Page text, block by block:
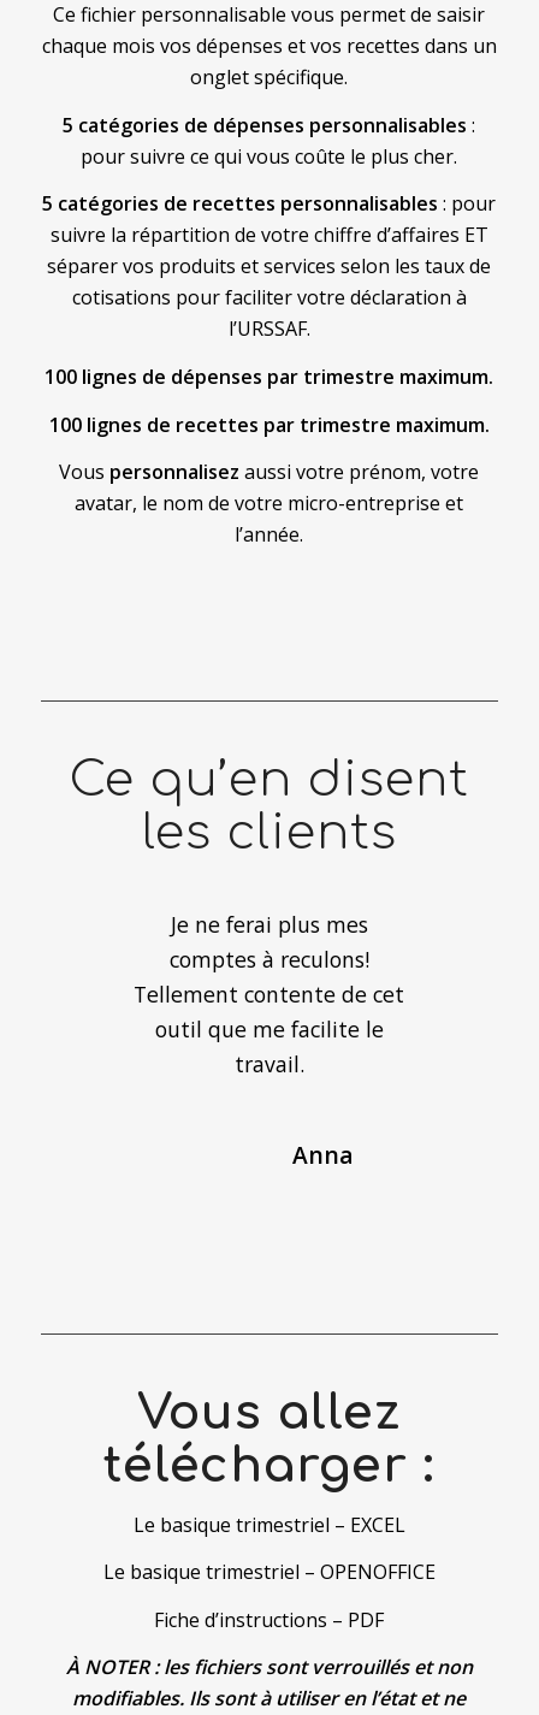
Ce fichier personnalisable vous permet de saisir
chaque mois vos dépenses et vos recettes dans un
onglet spécifique.
5 catégories de dépenses personnalisables :
pour suivre ce qui vous coûte le plus cher.
5 catégories de recettes personnalisables : pour
suivre la répartition de votre chiffre d’affaires ET
séparer vos produits et services selon les taux de
cotisations pour faciliter votre déclaration à
l’URSSAF.
100 lignes de dépenses par trimestre maximum.
100 lignes de recettes par trimestre maximum.
Vous personnalisez aussi votre prénom, votre
avatar, le nom de votre micro-entreprise et
l’année.
Ce qu’en disent
les clients
Je ne ferai plus mes
comptes à reculons!
Tellement contente de cet
outil que me facilite le
travail.
Anna
Vous allez
télécharger :
Le basique trimestriel – EXCEL
Le basique trimestriel – OPENOFFICE
Fiche d’instructions – PDF
À NOTER : les fichiers sont verrouillés et non
modifiables. Ils sont à utiliser en l’état et ne